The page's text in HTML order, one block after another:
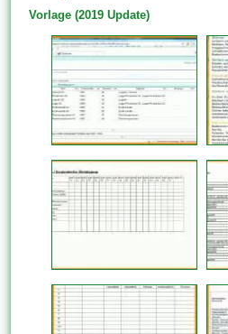
Vorlage (2019 Update)